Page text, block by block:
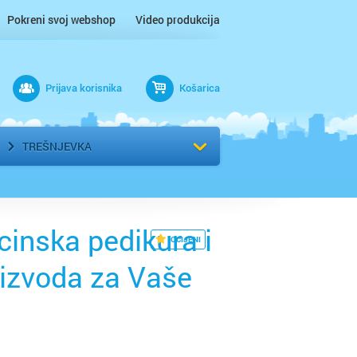
Pokreni svoj webshop Video produkcija
Prijava korisnika Košarica
TREŠNJEVKA
OCIJENI
pedikura i
za Vaše